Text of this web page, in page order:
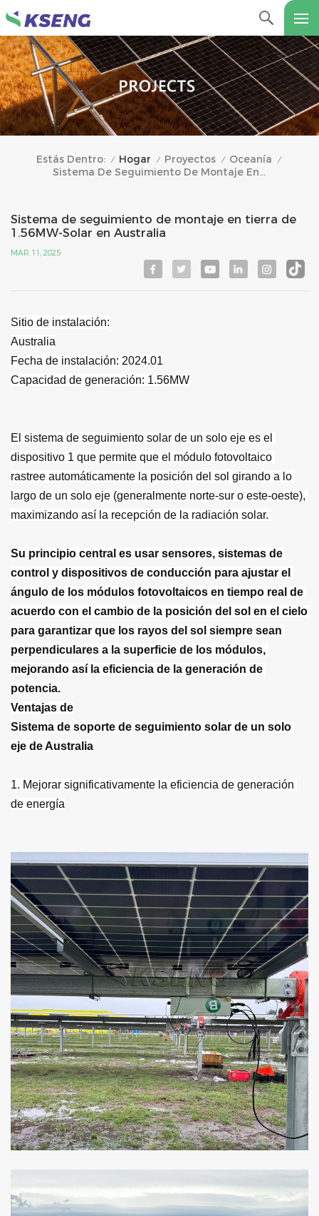
Estás Dentro: / Hogar / Proyectos / Oceanía /
Sistema De Seguimiento De Montaje En Tierra De 1.56MW-Solar En Australia
Sistema de seguimiento de montaje en tierra de
1.56MW-Solar en Australia
MAR 11, 2025
El sistema de seguimiento solar de un solo eje es el
dispositivo 1 que permite que el módulo fotovoltaico
rastree automáticamente la posición del sol girando a lo
largo de un solo eje (generalmente norte-sur o este-oeste),
maximizando así la recepción de la radiación solar.
Su principio central es usar sensores, sistemas de
control y dispositivos de conducción para ajustar el
ángulo de los módulos fotovoltaicos en tiempo real de
acuerdo con el cambio de la posición del sol en el cielo
para garantizar que los rayos del sol siempre sean
perpendiculares a la superficie de los módulos,
mejorando así la eficiencia de la generación de
Ventajas de
Sistema de soporte de seguimiento solar de un solo
1. Mejorar significativamente la eficiencia de generación